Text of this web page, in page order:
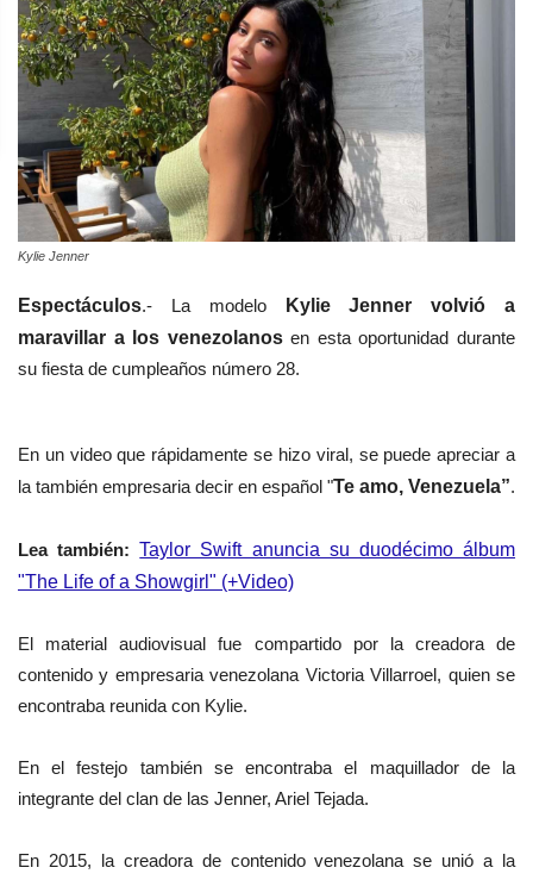
Kylie Jenner
Espectáculos.- La modelo
Kylie Jenner volvió a
maravillar a los venezolanosen esta oportunidad durante
su fiesta de cumpleaños número 28.
En un video que rápidamente se hizo viral, se puede apreciar a
la también empresaria decir en español "Te amo, Venezuela”.
Lea también: Taylor Swift anuncia su duodécimo álbum
"The Life of a Showgirl" (+Video)
El material audiovisual fue compartido por la creadora de
contenido y empresaria venezolana Victoria Villarroel, quien se
encontraba reunida con Kylie.
En el festejo también se encontraba el maquillador de la
integrante del clan de las Jenner, Ariel Tejada.
En 2015, la creadora de contenido venezolana se unió a la